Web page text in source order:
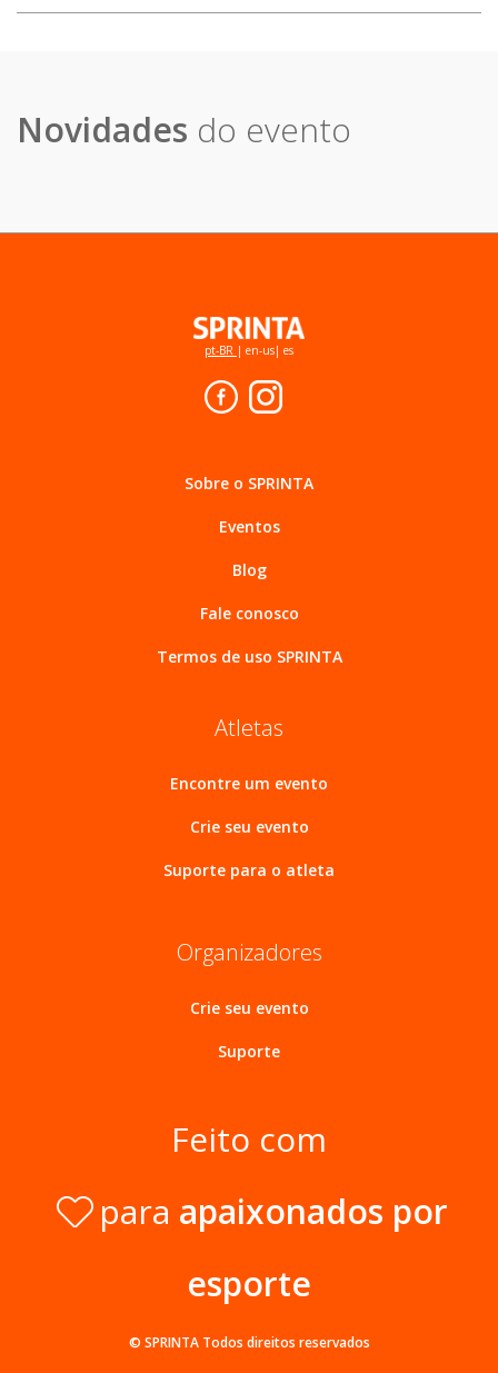
Novidades do evento
pt-BR | en-us| es
Sobre o SPRINTA
Eventos
Blog
Fale conosco
Termos de uso SPRINTA
Atletas
Encontre um evento
Crie seu evento
Suporte para o atleta
Organizadores
Crie seu evento
Suporte
Feito com
para apaixonados por
esporte
© SPRINTA Todos direitos reservados